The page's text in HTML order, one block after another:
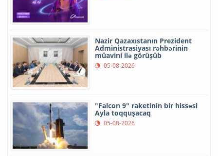
Nazir Qazaxıstanın Prezident
Administrasiyası rəhbərinin
müavini ilə görüşüb
05-08-2026
"Falcon 9" raketinin bir hissəsi
Ayla toqquşacaq
05-08-2026